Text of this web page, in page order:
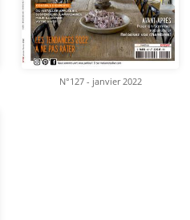
N°127 - janvier 2022